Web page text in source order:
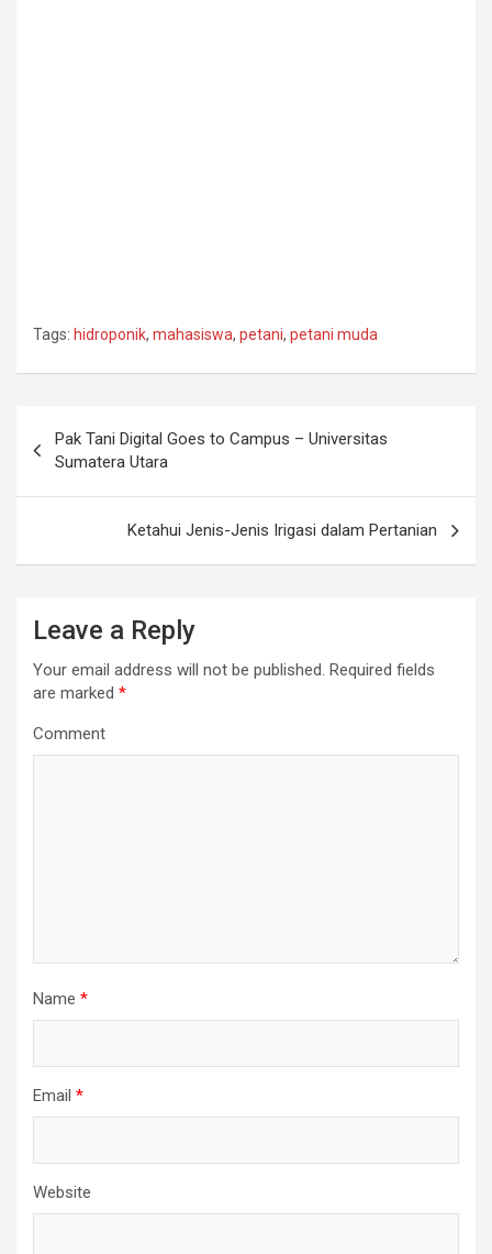
Tags: hidroponik, mahasiswa, petani, petani muda
navigation
Pak Tani Digital Goes to Campus – Universitas
Sumatera Utara
Ketahui Jenis-Jenis Irigasi dalam Pertanian
Leave a Reply
Your email address will not be published. Required fields
are marked *
Comment
Name *
Email *
Website